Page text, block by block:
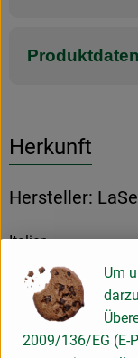
Herkunft
Hersteller:
Italien
LaSelva Toskana
D 82166 Gräfelfing
Um
2009/136/EG (E-